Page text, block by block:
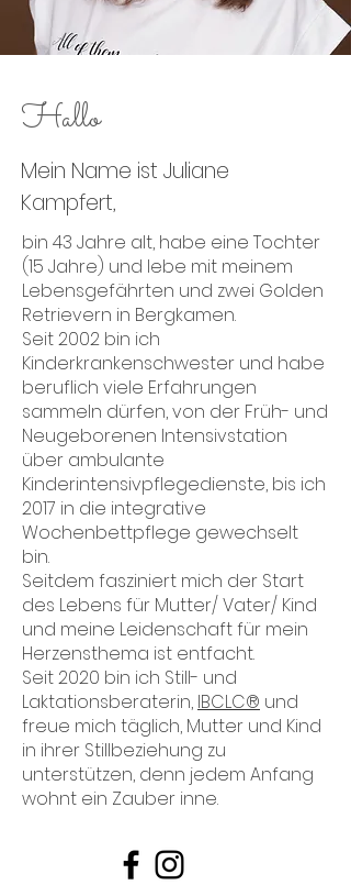
Hallo
Mein Name ist Juliane
Kampfert,
bin 43 Jahre alt, habe eine Tochter
(15 Jahre) und lebe mit meinem
Lebensgefährten und zwei Golden
Retrievern in Bergkamen.
Seit 2002 bin ich
Kinderkrankenschwester und habe
beruflich viele Erfahrungen
sammeln dürfen, von der Früh- und
Neugeborenen Intensivstation
über ambulante
Kinderintensivpflegedienste, bis ich
2017 in die integrative
Wochenbettpflege gewechselt
bin.
Seitdem fasziniert mich der Start
des Lebens für Mutter/ Vater/ Kind
und meine Leidenschaft für mein
Herzensthema ist entfacht.
Seit 2020 bin ich Still- und
Laktationsberaterin, IBCLC® und
freue mich täglich, Mutter und Kind
in ihrer Stillbeziehung zu
unterstützen, denn jedem Anfang
wohnt ein Zauber inne.